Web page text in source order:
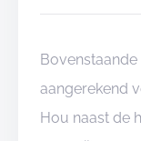
aangerekend
Hou naast de